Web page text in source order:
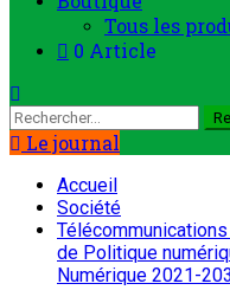
Tous les
0 Article
Rechercher :
Le journal
Accueil
Société
Télécommunications
de Politique
Numérique 2021-